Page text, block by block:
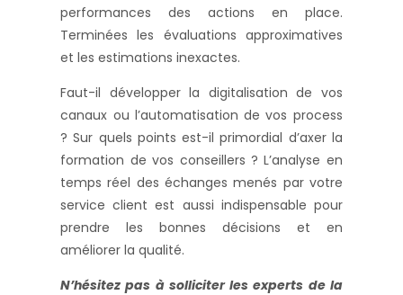
performances des actions en place.
Terminées les évaluations approximatives
et les estimations inexactes.
Faut-il développer la digitalisation de vos
canaux ou l’automatisation de vos process
? Sur quels points est-il primordial d’axer la
formation de vos conseillers ? L’analyse en
temps réel des échanges menés par votre
service client est aussi indispensable pour
prendre les bonnes décisions et en
améliorer la qualité.
N’hésitez pas à solliciter les experts de la